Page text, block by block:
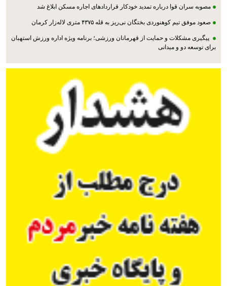
مصوبه سران قوا درباره تمدید خودکار قراردادهای اجاره مسکن ابلاغ شد
صعود موفق تیم کوهنوردی بختگان نی‌ریز به قله ۴۳۷۵ متری لاله‌زار کرمان
پیگیری مشکلات و حمایت از قهرمانان ورزشی؛ برنامه ویژه اداره ورزش استهبان
برای توسعه دو و میدانی